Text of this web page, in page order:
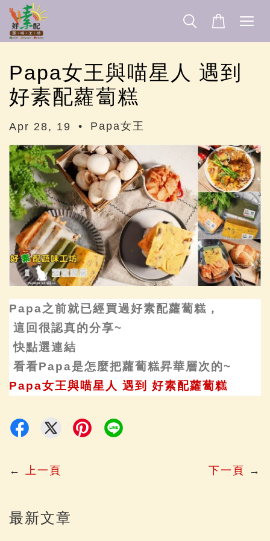
Papa女王與喵星人 遇到
好素配蘿蔔糕
Apr 28, 19 • Papa女王
Papa之前就已經買過好素配蘿蔔糕，
這回很認真的分享~
快點選連結
看看Papa是怎麼把蘿蔔糕昇華層次的~
Papa女王與喵星人 遇到 好素配蘿蔔糕
← 上一頁 下一頁 →
最新文章